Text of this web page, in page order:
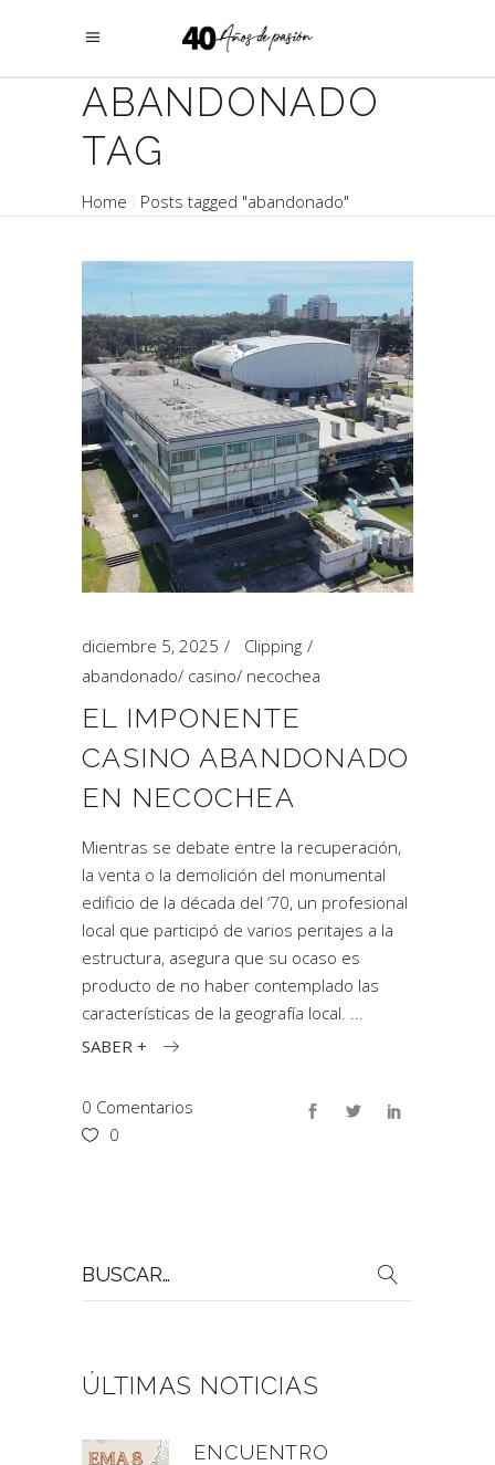
ABANDONADO
TAG
Home Posts tagged "abandonado"
diciembre 5, 2025
Clipping
abandonado/ casino/ necochea
EL IMPONENTE
CASINO ABANDONADO
EN NECOCHEA
Mientras se debate entre la recuperación,
la venta o la demolición del monumental
edificio de la década del ‘70, un profesional
local que participó de varios peritajes a la
estructura, asegura que su ocaso es
producto de no haber contemplado las
características de la geografía local.
SABER +
0 Comentarios
0
por:
ÚLTIMAS NOTICIAS
ENCUENTRO